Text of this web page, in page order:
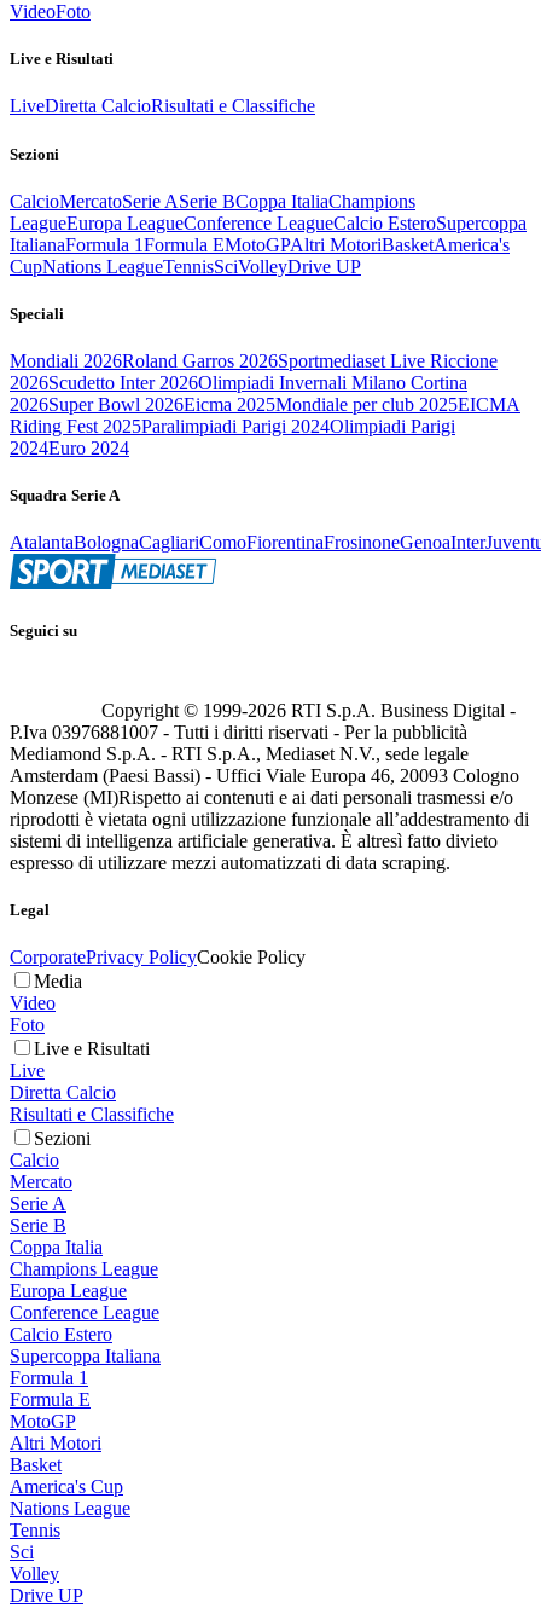
VideoFoto
Live e Risultati
LiveDiretta CalcioRisultati e Classifiche
Sezioni
CalcioMercatoSerie ASerie BCoppa ItaliaChampions
LeagueEuropa LeagueConference LeagueCalcio EsteroSupercoppa
ItalianaFormula 1Formula EMotoGPAltri MotoriBasketAmerica's
CupNations LeagueTennisSciVolleyDrive UP
Speciali
Mondiali 2026Roland Garros 2026Sportmediaset Live Riccione
2026Scudetto Inter 2026Olimpiadi Invernali Milano Cortina
2026Super Bowl 2026Eicma 2025Mondiale per club 2025EICMA
Riding Fest 2025Paralimpiadi Parigi 2024Olimpiadi Parigi
2024Euro 2024
Squadra Serie A
AtalantaBolognaCagliariComoFiorentinaFrosinoneGenoaInter
Seguici su
Copyright © 1999-2026 RTI S.p.A. Business Digital -
P.Iva 03976881007 - Tutti i diritti riservati - Per la pubblicità
Mediamond S.p.A. - RTI S.p.A., Mediaset N.V., sede legale
Amsterdam (Paesi Bassi) - Uffici Viale Europa 46, 20093 Cologno
Monzese (MI)Rispetto ai contenuti e ai dati personali trasmessi e/o
riprodotti è vietata ogni utilizzazione funzionale all’addestramento di
sistemi di intelligenza artificiale generativa. È altresì fatto divieto
espresso di utilizzare mezzi automatizzati di data scraping.
Legal
CorporatePrivacy PolicyCookie Policy
Media
Video
Foto
Live e Risultati
Live
Diretta Calcio
Risultati e Classifiche
Sezioni
Calcio
Mercato
Serie A
Serie B
Coppa Italia
Champions League
Europa League
Conference League
Calcio Estero
Supercoppa Italiana
Formula 1
Formula E
MotoGP
Altri Motori
Basket
America's Cup
Nations League
Tennis
Sci
Volley
Drive UP